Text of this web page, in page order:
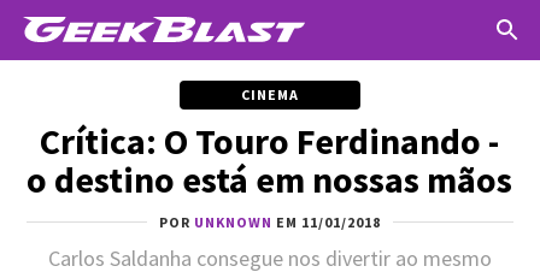
CINEMA
Crítica: O Touro Ferdinando -
o destino está em nossas mãos
POR UNKNOWN EM 11/01/2018
Carlos Saldanha consegue nos divertir ao mesmo